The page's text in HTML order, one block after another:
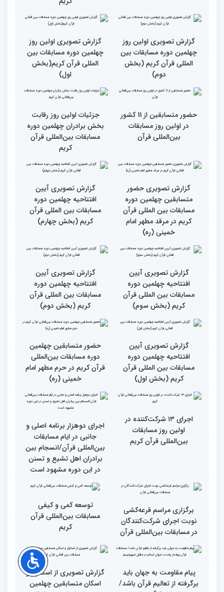
هیئت داوران مسابقات
بین‌المللی قرآن در بخش
خواهران
توجیهی داوران ویژه
خواهران چهلمین دوره
مسابقات بین المللی قرآن
کریم
گزارش تصویری اولین روز
چهلمین دوره مسابقات بین
المللی قرآن کریم (بخش
گزارش تصویری اولین روز
چهلمین دوره مسابقات بین
المللی قرآن کریم(بخش
اول)
حضور متسابقین از 11 کشور
در اولین روز مسابقات
بین‌المللی قرآن
جزئیات اولین روز رقابت
بخش برادران چهلمین دوره
مسابقات بین‌المللی قرآن
کریم
متسابقین چهلمین دوره
مسابقات بین المللی قرآن
کریم در مرقد مطهر امام
خمینی (ره)
افتتاحیه چهلمین دوره
مسابقات بین المللی قرآن
کریم (بخش چهارم)
گزارش تصویری آیین
افتتاحیه چهلمین دوره
مسابقات بین المللی قرآن
کریم (بخش سوم)
گزارش تصویری آیین
افتتاحیه چهلمین دوره
مسابقات بین المللی قرآن
کریم (بخش دوم)
گزارش تصویری آیین
افتتاحیه چهلمین دوره
مسابقات بین المللی قرآن
حضور متسابقین چهلمین
دوره مسابقات بین‌المللی
قرآن کریم در حرم مطهر امام
خمینی (ره)
اجرای ۱۳ شرکت‌کننده در
اولین روز مسابقات
بین‌المللی قرآن کریم
اجرای دوهزار برنامه اصلی و
جانبی در ایام مسابقات
بین‌المللی قرآن/انسجام بین
برادران اهل تشیع و تسنن
در این دوره مشهود است
برگزاری مراسم قرعه‌‌کشی
توسعه کمی و کیفی